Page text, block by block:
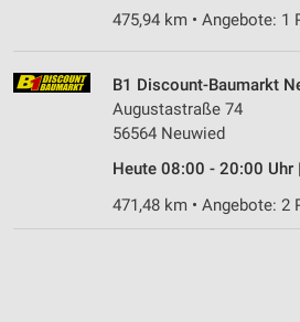
475,94 km • Angebote: 1
B1 Discount-Baumarkt
Augustastraße 74
56564 Neuwied
Heute 08:00 - 20:00 Uhr |
471,48 km • Angebote: 2